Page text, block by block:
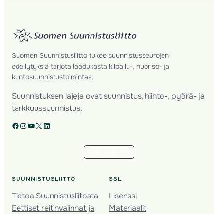
Suomen Suunnistusliitto tukee suunnistusseurojen
edellytyksiä tarjota laadukasta kilpailu-, nuoriso- ja
kuntosuunnistustoimintaa.
Suunnistuksen lajeja ovat suunnistus, hiihto-, pyörä- ja
tarkkuussuunnistus.
Facebook Instagram YouTube X LinkedIn
SUUNNISTUSLIITTO
Tietoa Suunnistusliitosta
Eettiset reitinvalinnat ja
SSL
Lisenssi
Materiaalit